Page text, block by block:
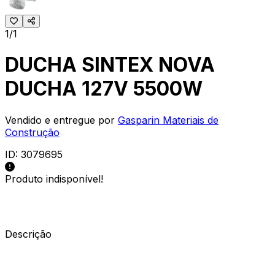
1/1
DUCHA SINTEX NOVA
DUCHA 127V 5500W
Vendido e entregue por Gasparin Materiais de
Construção
ID: 3079695
Produto indisponível!
Descrição